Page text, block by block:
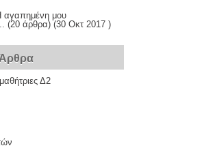
αγαπημένη μου
(20 άρθρα) (30 Οκτ 2017 )
Άρθρα
Δ2